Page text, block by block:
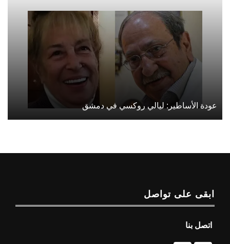
عودة الأساطير: ليالي روكسي في دمشق
ابقى على تواصل
اتصل بنا